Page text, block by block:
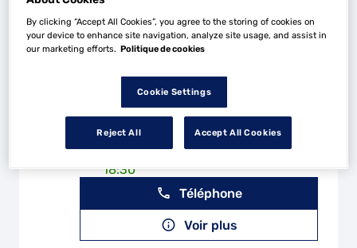
Voir plus
km
AUTO PLUS MONTESSON
78360 MONTESSON
Ouvert 08:30 - 12:30 et 14:00 -
18:30
Téléphone
Voir plus
By clicking “Accept All Cookies”, you agree to the storing of cookies on
your device to enhance site navigation, analyze site usage, and assist in
our marketing efforts. Politique de cookies
Cookie Settings
Reject All Accept All Cookies